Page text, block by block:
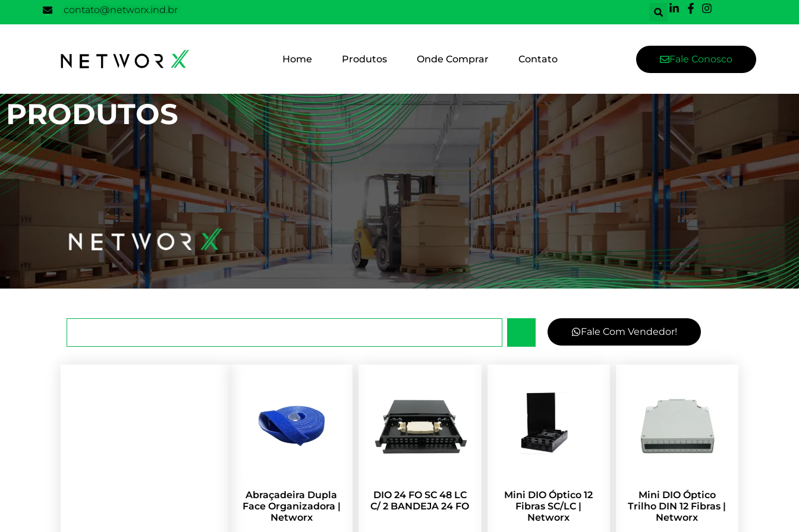
contato@networx.ind.br
Home Produtos Onde Comprar Contato Fale Conosco
PRODUTOS
Fale Com Vendedor!
Abraçadeira Dupla
Face Organizadora |
Networx
DIO 24 FO SC 48 LC
C/ 2 BANDEJA 24 FO
Mini DIO Óptico 12
Fibras SC/LC |
Networx
Mini DIO Óptico
Trilho DIN 12 Fibras |
Networx